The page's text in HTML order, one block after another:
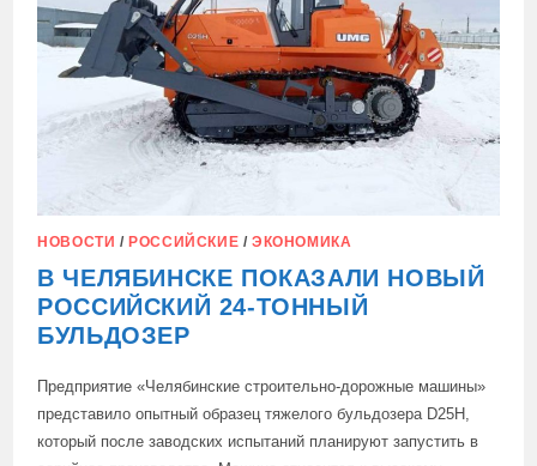
НОВОСТИ /РОССИЙСКИЕ /ЭКОНОМИКА
В ЧЕЛЯБИНСКЕ ПОКАЗАЛИ НОВЫЙ
РОССИЙСКИЙ 24-ТОННЫЙ
БУЛЬДОЗЕР
Предприятие «Челябинские строительно-дорожные машины»
представило опытный образец тяжелого бульдозера D25H,
который после заводских испытаний планируют запустить в